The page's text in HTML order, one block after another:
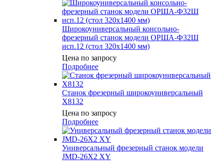
Широкоуниверсальный консольно-
фрезерный станок модели ОРША-Ф32Ш
исп.12 (стол 320х1400 мм)
Цена по запросу
Подробнее
Станок фрезерный широкоуниверсальный
X8132
Цена по запросу
Подробнее
Универсальный фрезерный станок модели
JMD-26X2 XY